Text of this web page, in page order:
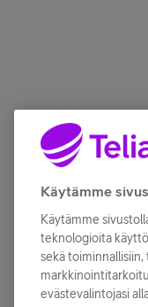
Käytämme
Käytämme
teknologioita
sekä toiminnallisiin,
evästevalintojasi